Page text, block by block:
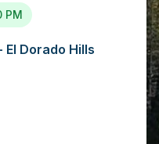
PM
El Dorado Hills